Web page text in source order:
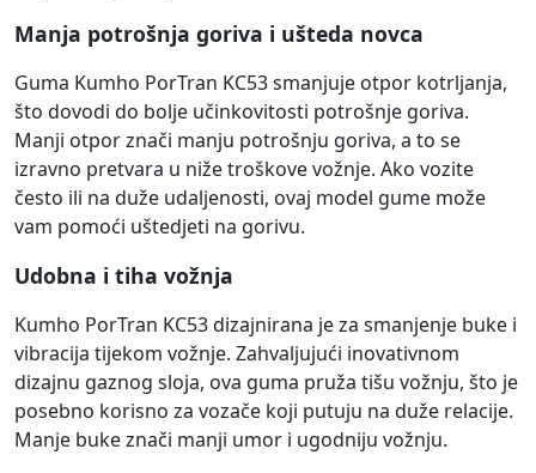
Manja potrošnja goriva i ušteda novca
Guma Kumho PorTran KC53 smanjuje otpor kotrljanja,
što dovodi do bolje učinkovitosti potrošnje goriva.
Manji otpor znači manju potrošnju goriva, a to se
izravno pretvara u niže troškove vožnje. Ako vozite
često ili na duže udaljenosti, ovaj model gume može
vam pomoći uštedjeti na gorivu.
Udobna i tiha vožnja
Kumho PorTran KC53 dizajnirana je za smanjenje buke i
vibracija tijekom vožnje. Zahvaljujući inovativnom
dizajnu gaznog sloja, ova guma pruža tišu vožnju, što je
posebno korisno za vozače koji putuju na duže relacije.
Manje buke znači manji umor i ugodniju vožnju.